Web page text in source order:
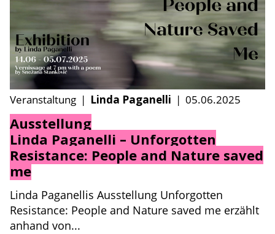
Veranstaltung | Linda Paganelli | 05.06.2025
Ausstellung
Linda Paganelli – Unforgotten
Resistance: People and Nature saved
me
Linda Paganellis Ausstellung Unforgotten
Resistance: People and Nature saved me erzählt
anhand von...